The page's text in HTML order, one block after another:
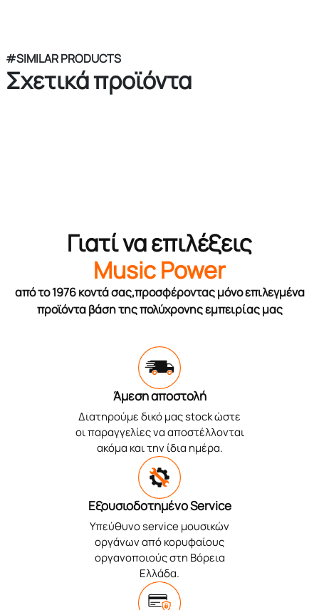
#SIMILAR PRODUCTS
Σχετικά προϊόντα
Γιατί να επιλέξεις
Music Power
από το 1976 κοντά σας,προσφέροντας μόνο επιλεγμένα
προϊόντα βάση της πολύχρονης εμπειρίας μας
Άμεση αποστολή
Διατηρούμε δικό μας stock ώστε
οι παραγγελίες να αποστέλλονται
ακόμα και την ίδια ημέρα.
Εξουσιοδοτημένο Service
Υπεύθυνο service μουσικών
οργάνων από κορυφαίους
οργανοποιούς στη Βόρεια
Ελλάδα.